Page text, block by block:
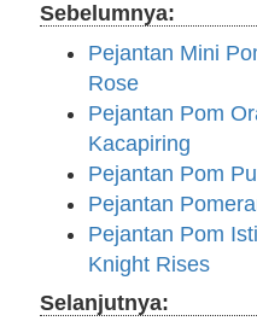
Sebelumnya:
Pejantan Mini
Rose
Pejantan Pom
Kacapiring
Pejantan Pom
Pejantan
Pejantan Pom
Knight Rises
Selanjutnya: